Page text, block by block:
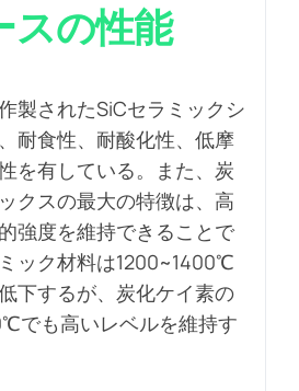
スの性能
製されたSiCセラミックシ
耐食性、耐酸化性、低摩
を有している。また、炭
クスの最大の特徴は、高
強度を維持できることで
ック材料は1200~1400℃
下するが、炭化ケイ素の
でも高いレベルを維持す